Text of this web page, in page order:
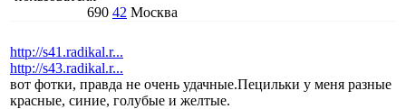
690 42 Москва
http://s41.radikal.r...
http://s43.radikal.r...
вот фотки, правда не очень удачные.Пецильки у меня разные
красные, синие, голубые и желтые.